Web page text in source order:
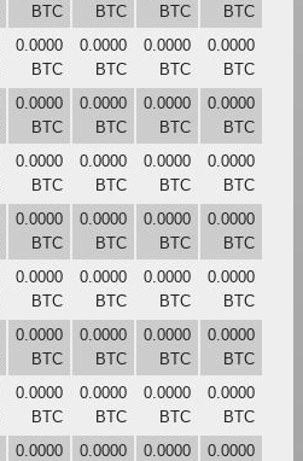
BTC
BTC
BTC
BTC
0.0000
BTC
0.0000
BTC
0.0000
BTC
0.0000
BTC
0.0000
BTC
0.0000
BTC
0.0000
BTC
0.0000
BTC
0.0000
BTC
0.0000
BTC
0.0000
BTC
0.0000
BTC
0.0000
BTC
0.0000
BTC
0.0000
BTC
0.0000
BTC
0.0000
BTC
0.0000
BTC
0.0000
BTC
0.0000
BTC
0.0000
BTC
0.0000
BTC
0.0000
BTC
0.0000
BTC
0.0000
BTC
0.0000
BTC
0.0000
BTC
0.0000
BTC
0.0000
0.0000
0.0000
0.0000